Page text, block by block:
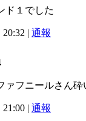
ド１でした
| 通報
ァフニールさん砕
| 通報